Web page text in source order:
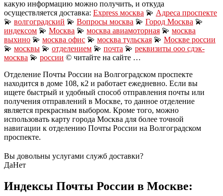
какую информацию можно получить, и откуда
осуществляется доставка: Express москва 💫 Адреса проспекте
💫 волгоградский 💫 Вопросы москва 💫 Город Москва 💫
индексом 💫 Москва 💫 москва авиамоторная 💫 москва
выхино 💫 москва офис 💫 москва тульская 💫 Москве россии
💫 москвы 💫 отделением 💫 почта 💫 реквизиты ооо сдэк-
москва 💫 россии © читайте на сайте …
Отделение Почты России на Волгоградском проспекте
находится в доме 108, к2 и работает ежедневно. Если вы
ищете быстрый и удобный способ отправления почты или
получения отправлений в Москве, то данное отделение
является прекрасным выбором. Кроме того, можно
использовать карту города Москва для более точной
навигации к отделению Почты России на Волгоградском
проспекте.
Вы довольны услугами служб доставки?
ДаНет
Индексы Почты России в Москве: